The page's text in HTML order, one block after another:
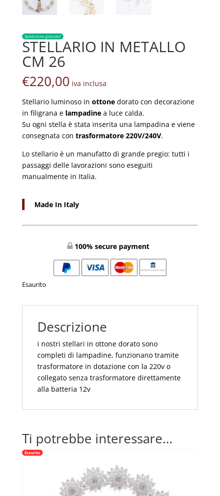
Spedizione gratuita!
STELLARIO IN METALLO
CM 26
€220,00 iva inclusa
Stellario luminoso in ottonedorato con decorazione
in filigrana e lampadine a luce calda.
Su ogni stella è stata inserita una lampadina e viene
consegnata con trasformatore 220V/240V.
Lo stellario è un manufatto di grande pregio: tutti i
passaggi delle lavorazioni sono eseguiti
manualmente in Italia.
Made In Italy
100% secure payment
Esaurito
Descrizione
i nostri stellari in ottone dorato sono
completi di lampadine, funzionano tramite
trasformatore in dotazione con la 220v o
collegato senza trasformatore direttamente
alla batteria 12v
Ti potrebbe interessare…
Esaurito